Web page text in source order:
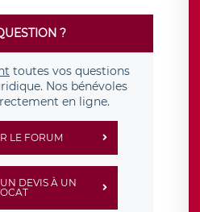
?
toutes vos questions
Nos bénévoles
en ligne.
LE FORUM
DEVIS À UN